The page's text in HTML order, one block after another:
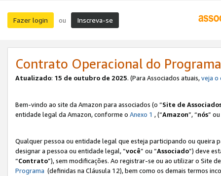
Fazer login ou Inscreva-se
Contrato Operacional do
Atualizado: 15 de outubro de 2025. (Para Associados atuais,veja o
Bem-vindo ao site da Amazon para associados (o “Site de
entidade legal da Amazon, conforme o Anexo 1 , (“Amazon”, “nós”
Qualquer pessoa ou entidade legal que esteja participando ou queira
designar a pessoa ou entidade legal, “você” ou “Associado”) deve
“Contrato”), sem modificações. Ao registrar-se ou ao utilizar o Site
Programa (definidas na Cláusula 12), bem como os demais termos